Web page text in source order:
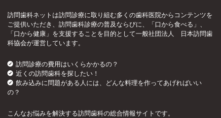
訪問歯科ネットは訪問診療に取り組む多くの歯科医院からコンテンツを
ご提供いただき、訪問歯科診療の普及ならびに、「口から食べる」、
「口から健康」を支援することを目的として一般社団法人 日本訪問歯
科協会が運営しています。
訪問診療の費用はいくらかかるの？
近くの訪問歯科を探したい！
飲み込みに問題がある人には、どんな料理を作ってあげればいい
の？
こんなお悩みを解決する訪問歯科の総合情報サイトです。